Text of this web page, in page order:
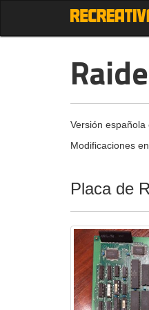
Versión española
Modificaciones
Placa de